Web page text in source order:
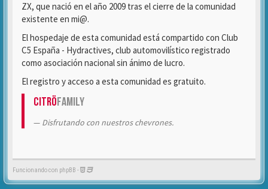
ZX, que nació en el año 2009 tras el cierre de la comunidad
existente en mi@.
El hospedaje de esta comunidad está compartido con Club
C5 España - Hydractives, club automovilístico registrado
como asociación nacional sin ánimo de lucro.
El registro y acceso a esta comunidad es gratuito.
CitröFamily
Disfrutando con nuestros chevrones.
Funcionando con phpBB -